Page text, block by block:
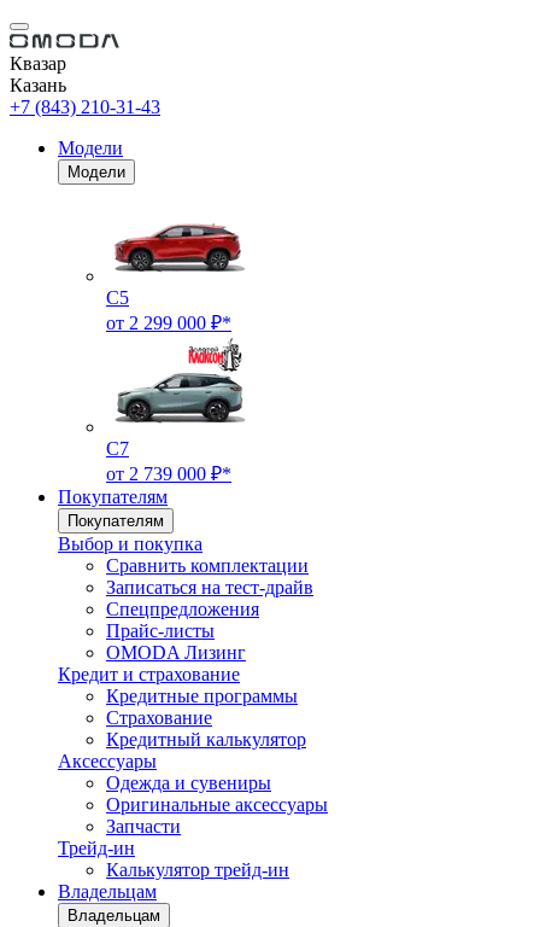
Квазар
Казань
+7 (843) 210-31-43
Модели
Модели
C5
от 2 299 000 ₽*
C7
от 2 739 000 ₽*
Покупателям
Покупателям
Выбор и покупка
Сравнить комплектации
Записаться на тест-драйв
Cпецпредложения
Прайс-листы
OMODA Лизинг
Кредит и страхование
Кредитные программы
Страхование
Кредитный калькулятор
Аксессуары
Одежда и сувениры
Оригинальные аксессуары
Запчасти
Трейд-ин
Калькулятор трейд-ин
Владельцам
Владельцам